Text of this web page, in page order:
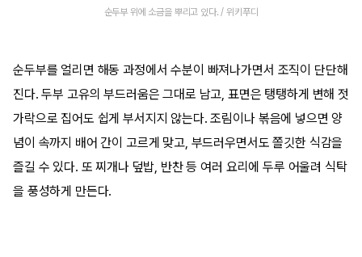
순두부 위에 소금을 뿌리고 있다. / 위키푸디
순두부를 얼리면 해동 과정에서 수분이 빠져나가면서 조직이 단단해
진다. 두부 고유의 부드러움은 그대로 남고, 표면은 탱탱하게 변해 젓
가락으로 집어도 쉽게 부서지지 않는다. 조림이나 볶음에 넣으면 양
념이 속까지 배어 간이 고르게 맞고, 부드러우면서도 쫄깃한 식감을
즐길 수 있다. 또 찌개나 덮밥, 반찬 등 여러 요리에 두루 어울려 식탁
을 풍성하게 만든다.